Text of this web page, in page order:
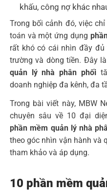
khấu, công nợ khác
Trong bối cảnh đó, việc
toán và một ứng dụng
rất khó có cái nhìn đầy đủ
trường và dòng tiền. Đây
quản lý nhà phân phối
doanh nghiệp đa kênh, đa
Trong bài viết này, MBW
chuyên sâu về 10 đại
phần mềm quản lý nhà
theo góc nhìn vận hành và
tham khảo và áp dụng.
10 phần mềm